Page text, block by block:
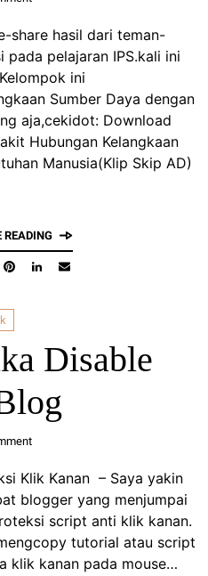
share hasil dari teman-
pada pelajaran IPS.kali ini
ini
Sumber Daya dengan
aja,cekidot: Download
Hubungan Kelangkaan
Manusia(Klip Skip AD)
READING
Disable
Klik Kanan – Saya yakin
blogger yang menjumpai
script anti klik kanan.
tutorial atau script
klik kanan pada mouse…